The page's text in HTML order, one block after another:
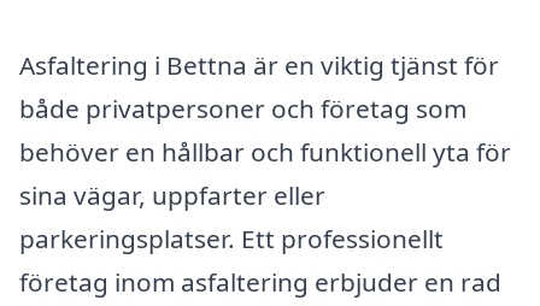
Asfaltering i Bettna är en viktig tjänst för
både privatpersoner och företag som
behöver en hållbar och funktionell yta för
sina vägar, uppfarter eller
parkeringsplatser. Ett professionellt
företag inom asfaltering erbjuder en rad